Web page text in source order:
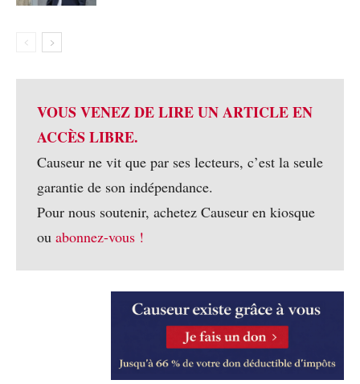
VOUS VENEZ DE LIRE UN ARTICLE EN
ACCÈS LIBRE.
Causeur ne vit que par ses lecteurs, c’est la seule
garantie de son indépendance.
Pour nous soutenir, achetez Causeur en kiosque
ou abonnez-vous !